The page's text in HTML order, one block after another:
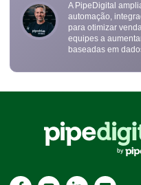
A PipeDigital
automação,
para otimizar
equipes a
baseadas em